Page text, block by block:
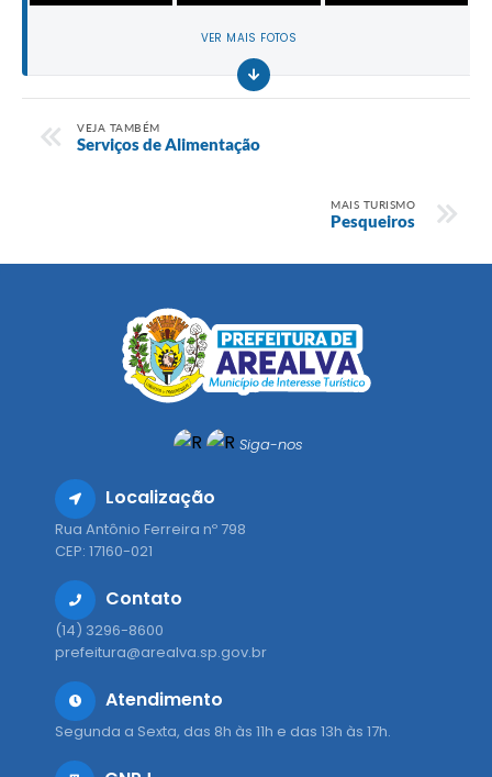
VER MAIS FOTOS
VEJA TAMBÉM
Serviços de Alimentação
MAIS TURISMO
Pesqueiros
Siga-nos
Localização
Rua Antônio Ferreira nº 798
CEP: 17160-021
Contato
(14) 3296-8600
prefeitura@arealva.sp.gov.br
Atendimento
Segunda a Sexta, das 8h às 11h e das 13h às 17h.